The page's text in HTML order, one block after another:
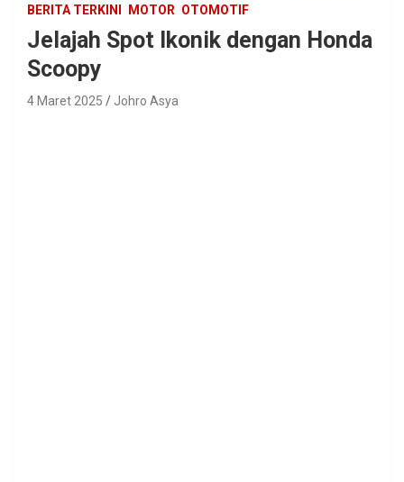
BERITA TERKINI MOTOR OTOMOTIF
Jelajah Spot Ikonik dengan Honda
Scoopy
4 Maret 2025 Johro Asya